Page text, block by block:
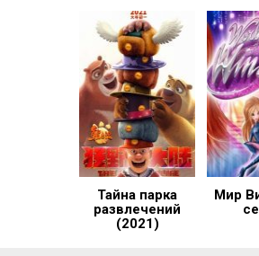
Тайна парка
развлечений
(2021)
Мир